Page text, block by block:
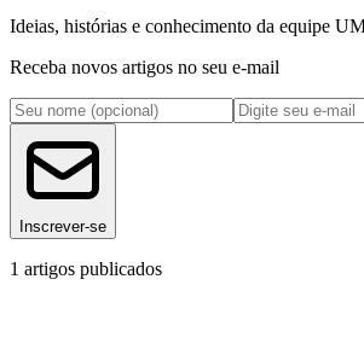
Ideias, histórias e conhecimento da equipe
Receba novos artigos no seu e-mail
Inscrever-se
1 artigos publicados